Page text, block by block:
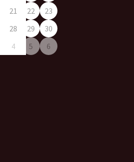
21 22
23
28 29
30
4 5 6